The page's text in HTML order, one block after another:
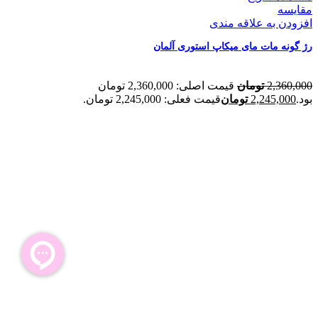
مقایسه
افزودن به علاقه مندی
رژ گونه مات مای میکاپ استوری آلمان
2,360,000 تومان
قیمت اصلی: 2,360,000 تومان
بود.2,245,000 تومانقیمت فعلی: 2,245,000 تومان.